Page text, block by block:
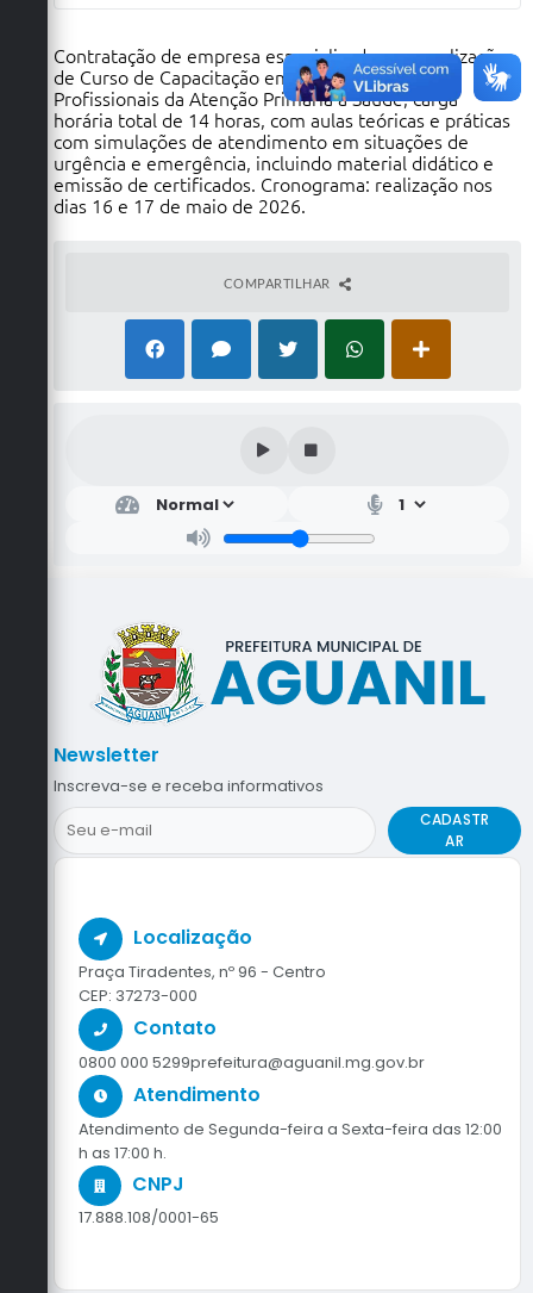
Contratação de empresa especializada para realização
de Curso de Capacitação em Emergências para
Profissionais da Atenção Primária à Saúde, carga
horária total de 14 horas, com aulas teóricas e práticas
com simulações de atendimento em situações de
urgência e emergência, incluindo material didático e
emissão de certificados. Cronograma: realização nos
dias 16 e 17 de maio de 2026.
COMPARTILHAR
Localização
Praça Tiradentes, nº 96 - Centro
CEP: 37273-000
Contato
0800 000 5299prefeitura@aguanil.mg.gov.br
Atendimento
Atendimento de Segunda-feira a Sexta-feira das 12:00
h as 17:00 h.
CNPJ
17.888.108/0001-65
Newsletter
Inscreva-se e receba informativos
CADASTR
AR